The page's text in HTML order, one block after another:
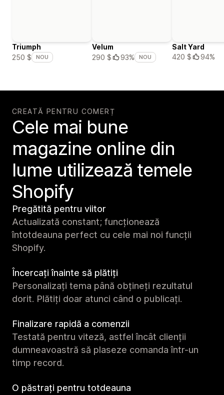
Triumph
250 $
NOU
Velum
290 $
93% NOU
Salt Yard
420 $
94%
CREATĂ PENTRU COMERȚ
Cele mai bune
magazine online din
lume utilizează temele
Shopify
Pregătită pentru viitor
Actualizată constant; funcționează
întotdeauna perfect cu cele mai noi funcții
Shopify.
Încercați înainte să plătiți
Personalizați tema până obțineți rezultatul
dorit. Plătiți doar atunci când o publicați.
Finalizare rapidă a comenzii
Testată pentru viteză, astfel încât clienții
dumneavoastră să plaseze comanda într-un
timp record.
O păstrați pentru totdeauna